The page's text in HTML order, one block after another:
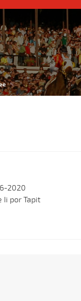
2020
Ii por Tapit